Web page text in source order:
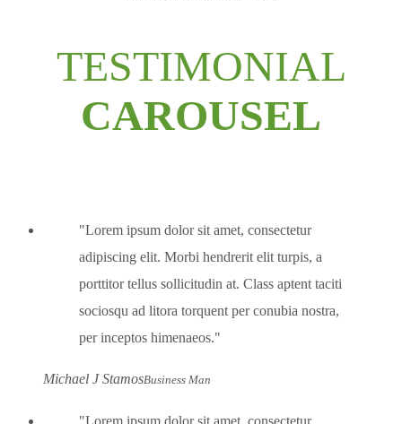
TESTIMONIAL
CAROUSEL
Lorem ipsum dolor sit amet, consectetur
adipiscing elit. Morbi hendrerit elit turpis, a
porttitor tellus sollicitudin at. Class aptent taciti
sociosqu ad litora torquent per conubia nostra,
per inceptos himenaeos.
Michael J StamosBusiness Man
Lorem ipsum dolor sit amet, consectetur